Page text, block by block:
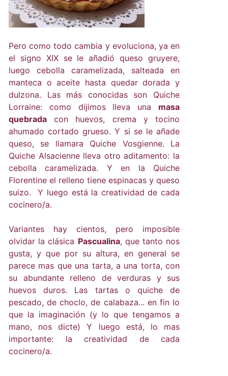
Pero como todo cambia y evoluciona, ya en
el signo XIX se le añadió queso gruyere,
luego cebolla caramelizada, salteada en
manteca o aceite hasta quedar dorada y
dulzona. Las más conocidas son Quiche
Lorraine: como dijimos lleva una masa
quebrada con huevos, crema y tocino
ahumado cortado grueso. Y si se le añade
queso, se llamara Quiche Vosgienne. La
Quiche Alsacienne lleva otro aditamento: la
cebolla caramelizada. Y en la Quiche
Florentine el relleno tiene espinacas y queso
suizo. Y luego está la creatividad de cada
cocinero/a.
Variantes hay cientos, pero imposible
olvidar la clásica Pascualina, que tanto nos
gusta, y que por su altura, en general se
parece mas que una tarta, a una torta, con
su abundante relleno de verduras y sus
huevos duros. Las tartas o quiche de
pescado, de choclo, de calabaza... en fin lo
que la imaginación (y lo que tengamos a
mano, nos dicte) Y luego está, lo mas
importante: la creatividad de cada
cocinero/a.